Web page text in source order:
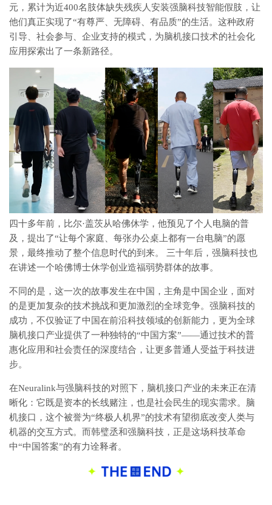
元，累计为近400名肢体缺失残疾人安装强脑科技智能假肢，让
他们真正实现了“有尊严、无障碍、有品质”的生活。这种政府
引导、社会参与、企业支持的模式，为脑机接口技术的社会化
应用探索出了一条新路径。
四十多年前，比尔·盖茨从哈佛休学，他预见了个人电脑的普
及，提出了“让每个家庭、每张办公桌上都有一台电脑”的愿
景，最终推动了整个信息时代的到来。
三十年后，强脑科技也
在讲述一个哈佛博士休学创业造福弱势群体的故事。
不同的是，这一次的故事发生在中国，主角是中国企业，面对
的是更加复杂的技术挑战和更加激烈的全球竞争。强脑科技的
成功，不仅验证了中国在前沿科技领域的创新能力，更为全球
脑机接口产业提供了一种独特的“中国方案”——通过技术的普
惠化应用和社会责任的深度结合，让更多普通人受益于科技进
步。
在Neuralink与强脑科技的对照下，脑机接口产业的未来正在清
晰化：它既是资本的长线赌注，也是社会民生的现实需求。脑
机接口，这个被誉为“终极人机界”的技术有望彻底改变人类与
机器的交互方式。而韩璧丞和强脑科技，正是这场科技革命
中“中国答案”的有力诠释者。